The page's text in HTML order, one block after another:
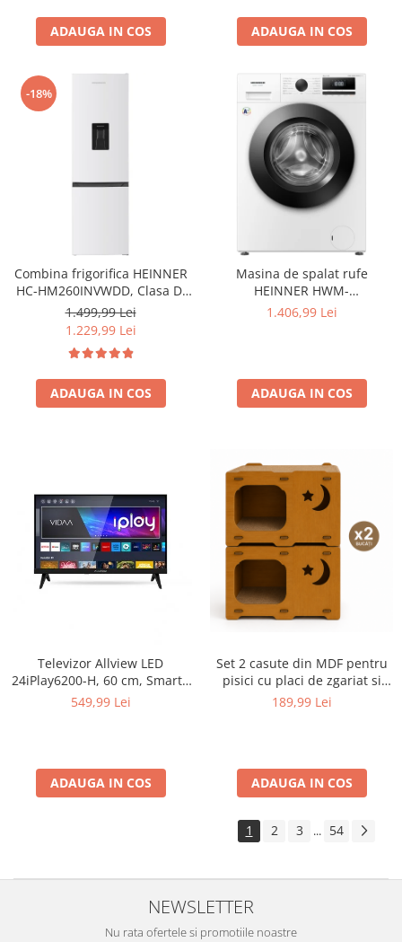
ADAUGA IN COS ADAUGA IN COS
-18%
Combina frigorifica HEINNER
HC-HM260INVWDD, Clasa D,
260L, Dozator apa, Control
electronic cu termostat
ajustabil, Lumina LED, Usa
reversibila, H 180 cm, Alb
1.499,99 Lei
1.229,99 Lei
ADAUGA IN COS
Masina de spalat rufe
HEINNER HWM-
HME9014IVA10+++, 9 KG, 1400
1.406,99 Lei
ADAUGA IN COS
Televizor Allview LED
24iPlay6200-H, 60 cm, Smart ,
HD, Clasa E - Copie
549,99 Lei
ADAUGA IN COS
Set 2 casute din MDF pentru
pisici cu placi de zgariat si
terasa, Buntz, pentru interior,
189,99 Lei
ADAUGA IN COS
1 2 3 ... 54
NEWSLETTER
Nu rata ofertele si promotiile noastre